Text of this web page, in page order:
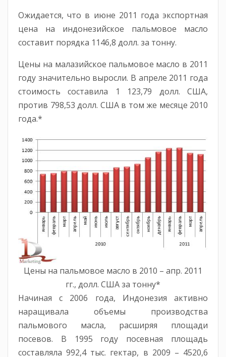
Ожидается, что в июне 2011 года экспортная
цена на индонезийское пальмовое масло
составит порядка 1146,8 долл. за тонну.
Цены на малазийское пальмовое масло в 2011
году значительно выросли. В апреле 2011 года
стоимость составила 1 123,79 долл. США,
против 798,53 долл. США в том же месяце 2010
года.*
Цены на пальмовое масло в 2010 – апр. 2011
гг., долл. США за тонну*
Начиная с 2006 года, Индонезия активно
наращивала объемы производства
пальмового масла, расширяя площади
посевов. В 1995 году посевная площадь
составляла 992,4 тыс. гектар, в 2009 – 4520,6